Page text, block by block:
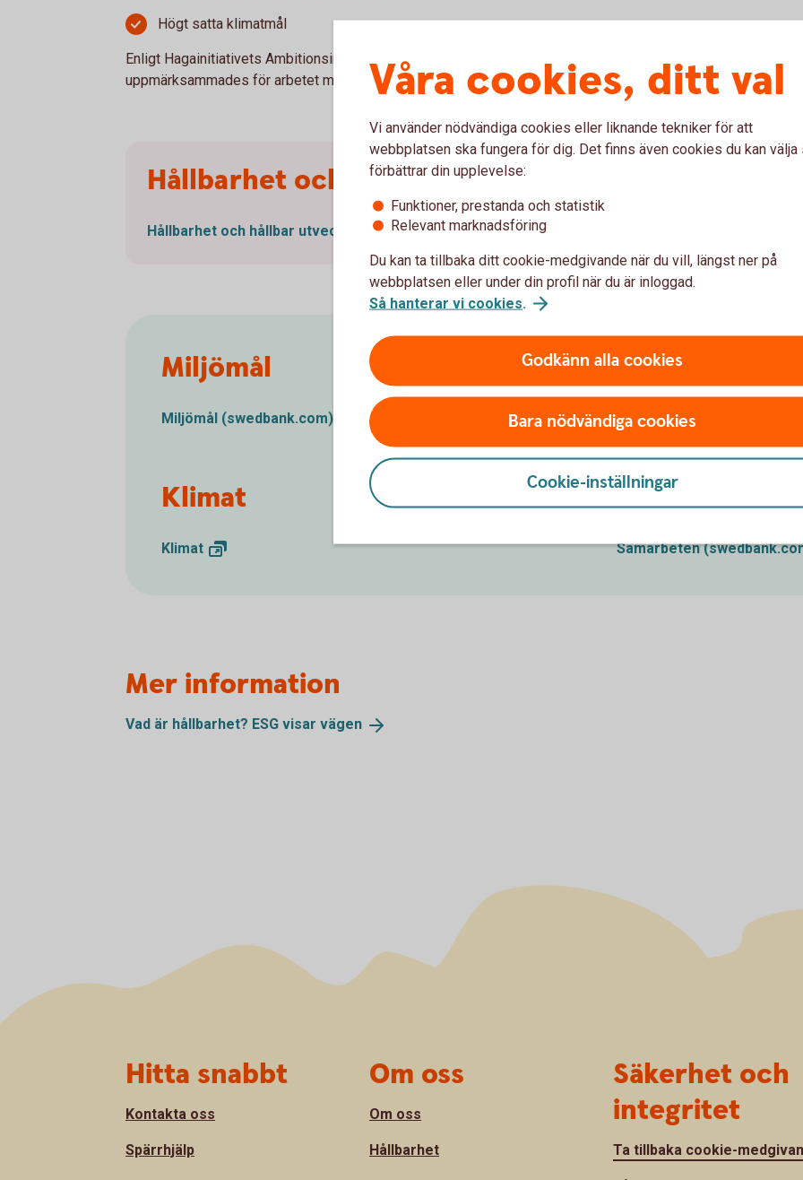
Högt satta klimatmål
Enligt Hagainitiativets Ambitionsindex 2021 belönades vi med grön status och
uppmärksammades för arbetet med klimatmål utifrån investeringar och utlåning.
Hållbarhet och hållbar utveckling – så bidrar vi
Hållbarhet och hållbar utveckling
Miljömål
Miljömål (swedbank.com)
Miljödata
Miljödata(swedbank.com)
Klimat
Klimat
Samarbeten
Samarbeten
Mer information
Vad är hållbarhet? ESG visar vägen
Våra cookies, ditt val
Vi använder nödvändiga cookies eller liknande tekniker för att
webbplatsen ska fungera för dig. Det finns även cookies du kan välja
förbättrar din upplevelse:
Funktioner, prestanda och statistik
Relevant marknadsföring
Du kan ta tillbaka ditt cookie-medgivande när du vill, längst ner på
webbplatsen eller under din profil när du är inloggad.
Så hanterar vi cookies.
Godkänn alla cookies
Bara nödvändiga cookies
Cookie-inställningar
Hitta snabbt
Kontakta oss
Spärrhjälp
Om oss
Om oss
Hållbarhet
Säkerhet och
integritet
Ta tillbaka cookie-